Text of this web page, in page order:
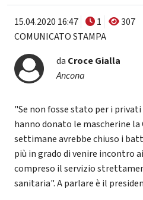
15.04.2020 16:47 1
307
COMUNICATO STAMPA
da Croce Gialla
Ancona
"Se non fosse stato per i privati
hanno donato le mascherine la
settimane avrebbe chiuso i
più in grado di venire incontro
compreso il servizio
sanitaria". A parlare è il